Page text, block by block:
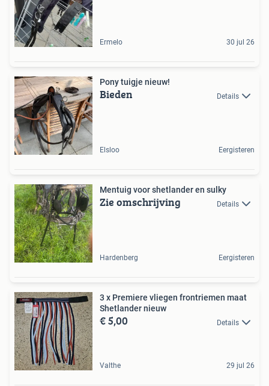
Ermelo 30 jul 26
Pony tuigje nieuw!
Bieden Details
Elsloo Eergisteren
Mentuig voor shetlander en sulky
Zie omschrijving Details
Hardenberg Eergisteren
3 x Premiere vliegen frontriemen maat
Shetlander nieuw
€ 5,00 Details
Valthe 29 jul 26